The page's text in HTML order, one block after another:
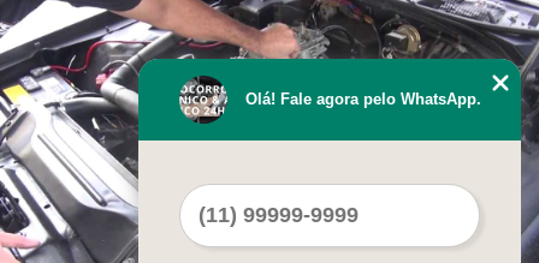
Olá! Fale agora pelo WhatsApp.